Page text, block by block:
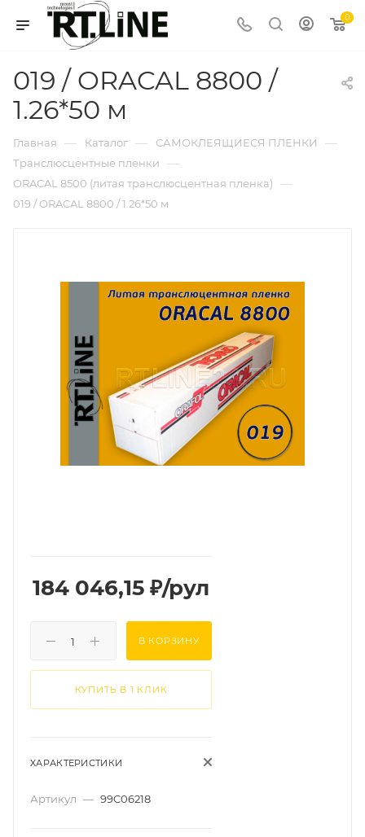
0
019 / ORACAL 8800 /
1.26*50 м
Главная — Каталог — САМОКЛЕЯЩИЕСЯ ПЛЕНКИ —
Транслюсцентные пленки —
ORACAL 8500 (литая транслюсцентная пленка) —
019 / ORACAL 8800 / 1.26*50 м
184 046,15 ₽/рул
В КОРЗИНУ
КУПИТЬ В 1 КЛИК
ХАРАКТЕРИСТИКИ
Артикул — 99C06218